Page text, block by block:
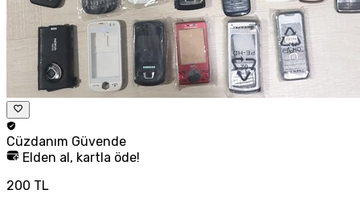
Cüzdanım Güvende
Elden al, kartla öde!
200 TL